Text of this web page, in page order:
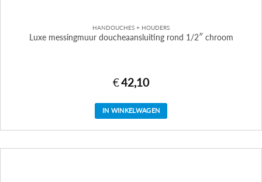
HANDOUCHES + HOUDERS
Luxe messingmuur doucheaansluiting rond 1/2″ chroom
€42,10
IN WINKELWAGEN